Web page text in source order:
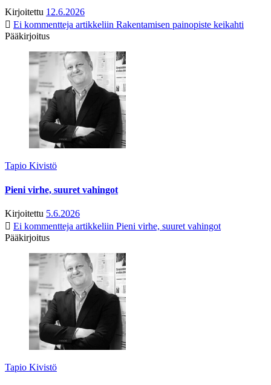
Kirjoitettu 12.6.2026
Ei kommentteja artikkeliin Rakentamisen painopiste keikahti
Pääkirjoitus
Tapio Kivistö
Pieni virhe, suuret vahingot
Kirjoitettu 5.6.2026
Ei kommentteja artikkeliin Pieni virhe, suuret vahingot
Pääkirjoitus
Tapio Kivistö